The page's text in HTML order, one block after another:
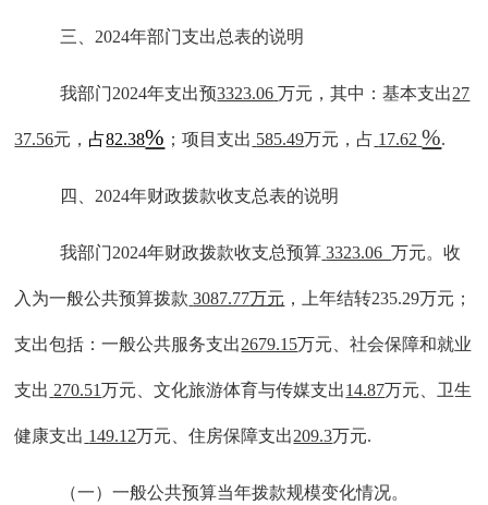
三、 2024年部门支出总表的说明
我部门2024年支出预3323.06 万元，其中：基本支出27
37.56元， 占82.38% ；项目支出 585.49万元，占 17.62 %.
四、 2024年财政拨款收支总表的说明
我部门2024年财政拨款收支总预算 3323.06万元。收
入为一般公共预算拨款 3087.77万元 ， 上年结转235.29万元；
支出包括 ：一般公共服务支出2679.15万元、社会保障和就业
支出 270.51万元、文化旅游体育与传媒支出14.87万元 卫生
健康支出 149.12万元、住房保障支出209.3万元.
（一）一般公共预算当年拨款规模变化情况。